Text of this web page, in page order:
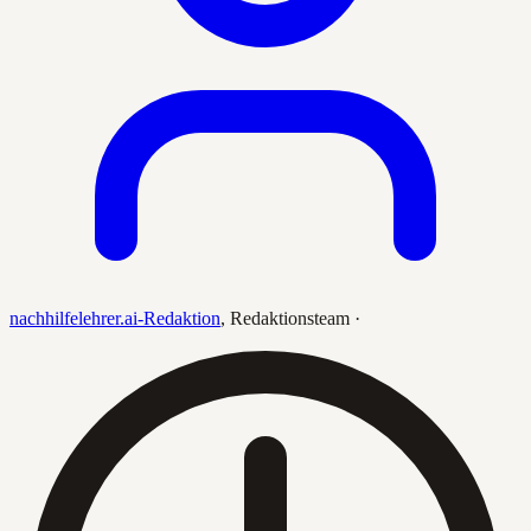
nachhilfelehrer.ai-Redaktion, Redaktionsteam ·